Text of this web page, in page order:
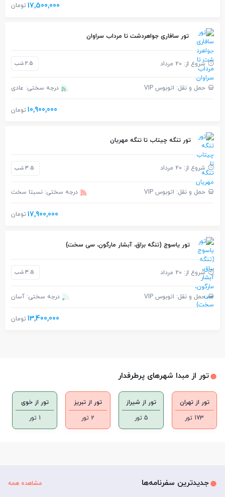
17,500,000 تومان
تور سافاری جواهردشت تا مرداب سراوان
شروع از: 20 مرداد 2.5 شب
حمل و نقل: اتوبوس VIP درجه سختی: عادی
10,900,000 تومان
تور تنگه چیتاب تا تنگه مهریان
شروع از: 20 مرداد 3.5 شب
حمل و نقل: اتوبوس VIP درجه سختی: نسبتا سخت
17,900,000 تومان
تور یاسوج (تنگه براق، آبشار مارگون، سی سخت)
شروع از: 20 مرداد 3.5 شب
حمل و نقل: اتوبوس VIP درجه سختی: آسان
13,400,000 تومان
تور از مبدا شهرهای پرطرفدار
تور از تهران
173 تور
تور از شیراز
5 تور
تور از تبریز
2 تور
تور از خوی
1 تور
جدیدترین سفرنامه‌ها مشاهده همه